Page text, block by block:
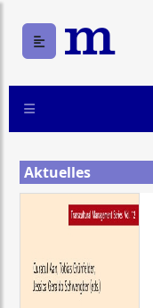
Aktuelles